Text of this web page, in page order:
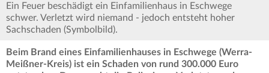
Ein Feuer beschädigt ein Einfamilienhaus in Eschwege
schwer. Verletzt wird niemand - jedoch entsteht hoher
Sachschaden (Symbolbild).
Beim Brand eines Einfamilienhauses in Eschwege (Werra-
Meißner-Kreis) ist ein Schaden von rund 300.000 Euro